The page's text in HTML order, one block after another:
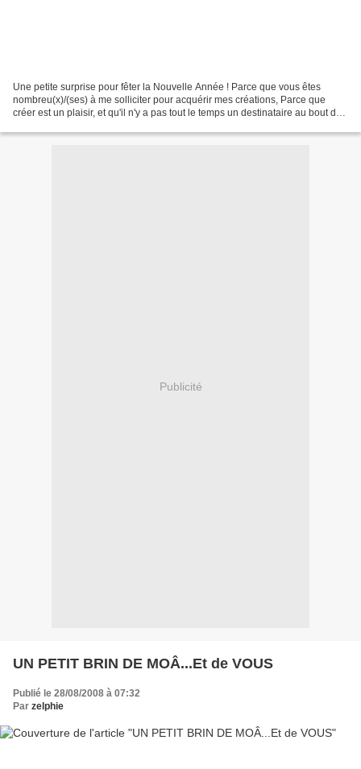
Une petite surprise pour fêter la Nouvelle Année ! Parce que vous êtes
nombreu(x)/(ses) à me solliciter pour acquérir mes créations, Parce que
créer est un plaisir, et qu'il n'y a pas tout le temps un destinataire au bout de
Publicité
UN PETIT BRIN DE MOÂ...Et de VOUS
Publié le 28/08/2008 à 07:32
Par zelphie